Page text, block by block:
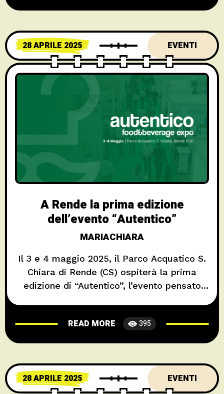
parte lunedì 19 maggio con: “Mio cognato
28 APRILE 2025 EVENTI
A Rende la prima edizione
dell’evento “Autentico”
MARIACHIARA
Il 3 e 4 maggio 2025, il Parco Acquatico S.
Chiara di Rende (CS) ospiterà la prima
edizione di “Autentico”, l’evento pensato
L’obiettivo è favorire nuove collaborazioni,
sarà aperto sia
READ MORE 395
28 APRILE 2025 EVENTI